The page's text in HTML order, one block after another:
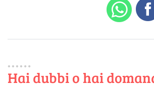
Hai dubbi o hai